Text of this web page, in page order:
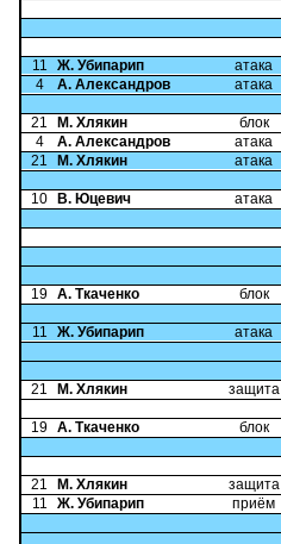
11 Ж. Убипарип
атака
4
А. Александров атака
21 М. Хлякин
блок
4
А. Александров
атака
21
М. Хлякин атака
10 В. Юцевич атака
19 А. Ткаченко блок
11 Ж. Убипарип атака
21 М. Хлякин защита
19 А. Ткаченко блок
21 М. Хлякин
защита
11
Ж. Убипарип приём